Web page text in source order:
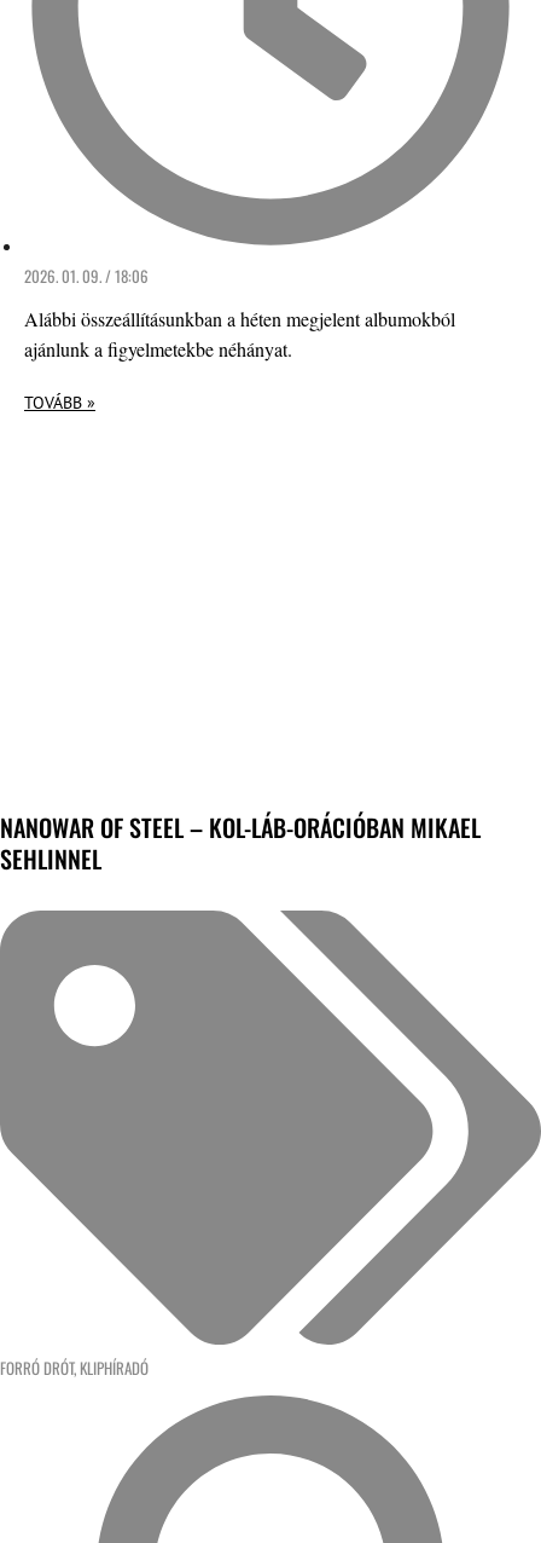
2026. 01. 09. / 18:06
Alábbi összeállításunkban a héten megjelent albumokból
ajánlunk a figyelmetekbe néhányat.
TOVÁBB »
NANOWAR OF STEEL – KOL-LÁB-ORÁCIÓBAN MIKAEL
SEHLINNEL
FORRÓ DRÓT, KLIPHÍRADÓ